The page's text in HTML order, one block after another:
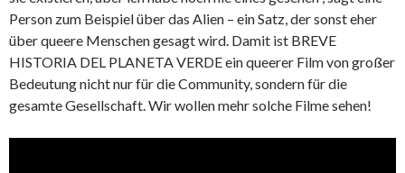
Person zum Beispiel über das Alien – ein Satz, der sonst eher
über queere Menschen gesagt wird. Damit ist BREVE
HISTORIA DEL PLANETA VERDE ein queerer Film von großer
Bedeutung nicht nur für die Community, sondern für die
gesamte Gesellschaft. Wir wollen mehr solche Filme sehen!